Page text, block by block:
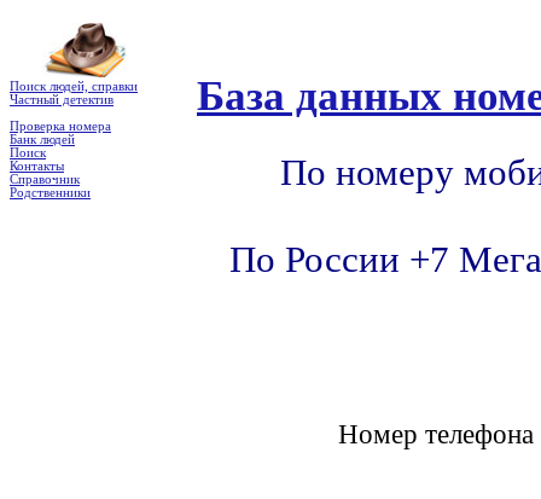
Поиск людей, справки
Частный детектив
Проверка номера
Банк людей
Поиск
Контакты
Справочник
Родственники
База данных
По номеру
По России +7
Номер